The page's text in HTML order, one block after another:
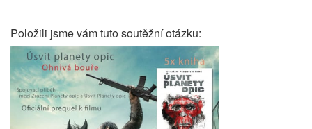
Položili jsme vám tuto soutěžní otázku: